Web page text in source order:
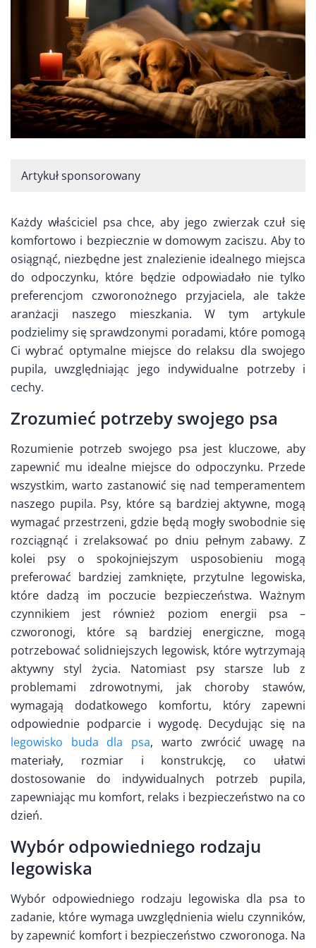
Artykuł sponsorowany
Każdy właściciel psa chce, aby jego zwierzak czuł się
komfortowo i bezpiecznie w domowym zaciszu. Aby to
osiągnąć, niezbędne jest znalezienie idealnego miejsca
do odpoczynku, które będzie odpowiadało nie tylko
preferencjom czworonożnego przyjaciela, ale także
aranżacji naszego mieszkania. W tym artykule
podzielimy się sprawdzonymi poradami, które pomogą
Ci wybrać optymalne miejsce do relaksu dla swojego
pupila, uwzględniając jego indywidualne potrzeby i
cechy.
Zrozumieć potrzeby swojego psa
Rozumienie potrzeb swojego psa jest kluczowe, aby
zapewnić mu idealne miejsce do odpoczynku. Przede
wszystkim, warto zastanowić się nad temperamentem
naszego pupila. Psy, które są bardziej aktywne, mogą
wymagać przestrzeni, gdzie będą mogły swobodnie się
rozciągnąć i zrelaksować po dniu pełnym zabawy. Z
kolei psy o spokojniejszym usposobieniu mogą
preferować bardziej zamknięte, przytulne legowiska,
które dadzą im poczucie bezpieczeństwa. Ważnym
czynnikiem jest również poziom energii psa –
czworonogi, które są bardziej energiczne, mogą
potrzebować solidniejszych legowisk, które wytrzymają
aktywny styl życia. Natomiast psy starsze lub z
problemami zdrowotnymi, jak choroby stawów,
wymagają dodatkowego komfortu, który zapewni
odpowiednie podparcie i wygodę. Decydując się na
legowisko buda dla psa, warto zwrócić uwagę na
materiały, rozmiar i konstrukcję, co ułatwi
dostosowanie do indywidualnych potrzeb pupila,
zapewniając mu komfort, relaks i bezpieczeństwo na co
dzień.
Wybór odpowiedniego rodzaju
legowiska
Wybór odpowiedniego rodzaju legowiska dla psa to
zadanie, które wymaga uwzględnienia wielu czynników,
by zapewnić komfort i bezpieczeństwo czworonoga. Na